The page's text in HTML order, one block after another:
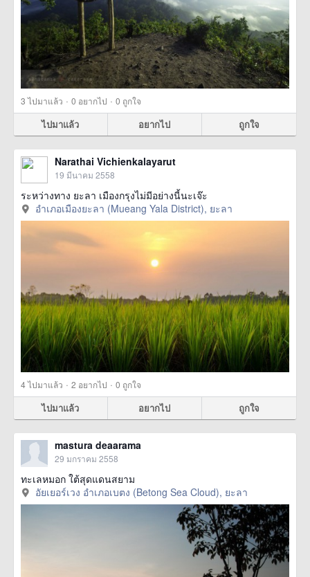
3ไปมาแล้ว · 0 อยากไป · 0 ถูกใจ
ไปมาแล้ว อยากไป ถูกใจ
Narathai Vichienkalayarut
19 มีนาคม 2558
ระหว่างทาง ยะลา เมืองกรุงไม่มีอย่างนี้นะเจ๊ะ
อำเภอเมืองยะลา (Mueang Yala District), ยะลา
4ไปมาแล้ว · 2 อยากไป · 0 ถูกใจ
ไปมาแล้ว อยากไป ถูกใจ
mastura deaarama
29 มกราคม 2558
ทะเลหมอก ใต้สุดแดนสยาม
อัยเยอร์เวง อำเภอเบตง (Betong Sea Cloud), ยะลา